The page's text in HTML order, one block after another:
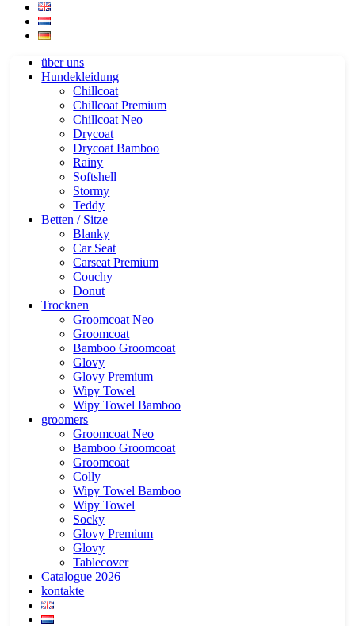
über uns
Hundekleidung
Chillcoat
Chillcoat Premium
Chillcoat Neo
Drycoat
Drycoat Bamboo
Rainy
Softshell
Stormy
Teddy
Betten / Sitze
Blanky
Car Seat
Carseat Premium
Couchy
Donut
Trocknen
Groomcoat Neo
Groomcoat
Bamboo Groomcoat
Glovy
Glovy Premium
Wipy Towel
Wipy Towel Bamboo
groomers
Groomcoat Neo
Bamboo Groomcoat
Groomcoat
Colly
Wipy Towel Bamboo
Wipy Towel
Socky
Glovy Premium
Glovy
Tablecover
Catalogue 2026
kontakte